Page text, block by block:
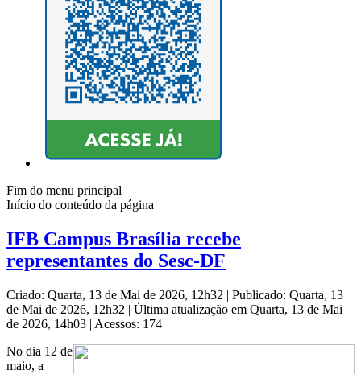
Fim do menu principal
Início do conteúdo da página
IFB Campus Brasília recebe
representantes do Sesc-DF
Criado: Quarta, 13 de Mai de 2026, 12h32 | Publicado: Quarta, 13
de Mai de 2026, 12h32 | Última atualização em Quarta, 13 de Mai
de 2026, 14h03 | Acessos: 174
No dia 12 de
maio, a